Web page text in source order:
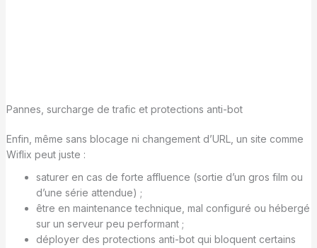
Pannes, surcharge de trafic et protections anti-bot
Enfin, même sans blocage ni changement d’URL, un site comme
Wiflix peut juste :
saturer en cas de forte affluence (sortie d’un gros film ou
d’une série attendue) ;
être en maintenance technique, mal configuré ou hébergé
sur un serveur peu performant ;
déployer des protections anti-bot qui bloquent certains